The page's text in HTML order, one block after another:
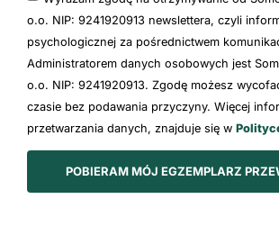
o.o. NIP: 9241920913 newslettera, czyli
psychologicznej za pośrednictwem
Administratorem danych osobowych jest
o.o. NIP: 9241920913. Zgodę możesz
czasie bez podawania przyczyny. Więcej
przetwarzania danych, znajduje się w
POBIERAM MÓJ EGZEMPLARZ